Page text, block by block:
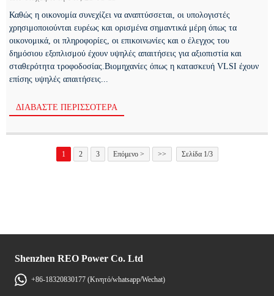
Καθώς η οικονομία συνεχίζει να αναπτύσσεται, οι υπολογιστές
χρησιμοποιούνται ευρέως και ορισμένα σημαντικά μέρη όπως τα
οικονομικά, οι πληροφορίες, οι επικοινωνίες και ο έλεγχος του
δημόσιου εξοπλισμού έχουν υψηλές απαιτήσεις για αξιοπιστία και
σταθερότητα τροφοδοσίας.Βιομηχανίες όπως η κατασκευή VLSI έχουν
επίσης υψηλές απαιτήσεις...
ΔΙΑΒΆΣΤΕ ΠΕΡΙΣΣΌΤΕΡΑ
1 2 3 Επόμενο > >> Σελίδα 1/3
Shenzhen REO Power Co. Ltd
+86-18320830177 (Κινητό/whatsapp/Wechat)